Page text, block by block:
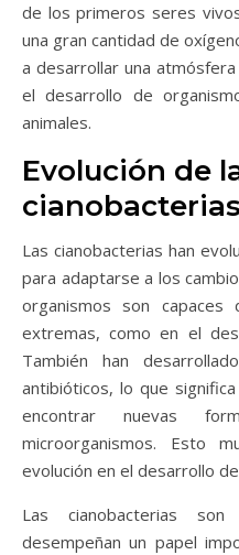
de los primeros seres
una gran cantidad de
a desarrollar una
el desarrollo de
animales.
Evolución de
cianobacterias
Las cianobacterias han
para adaptarse a los
organismos son capaces
extremas, como en el
También han
antibióticos, lo que
encontrar nuevas
microorganismos. Esto
evolución en el desarrollo
Las cianobacterias
desempeñan un papel